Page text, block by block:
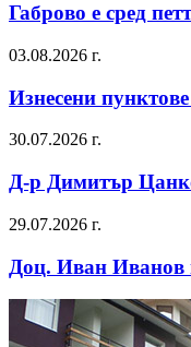
Габрово е сред
03.08.2026 г.
Изнесени
30.07.2026 г.
Д-р Димитър
29.07.2026 г.
Доц. Иван Иванов